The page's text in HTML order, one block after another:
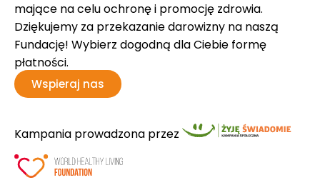
mające na celu ochronę i promocję zdrowia.
Dziękujemy za przekazanie darowizny na naszą
Fundację! Wybierz dogodną dla Ciebie formę
płatności.
Wspieraj nas
Kampania prowadzona przez